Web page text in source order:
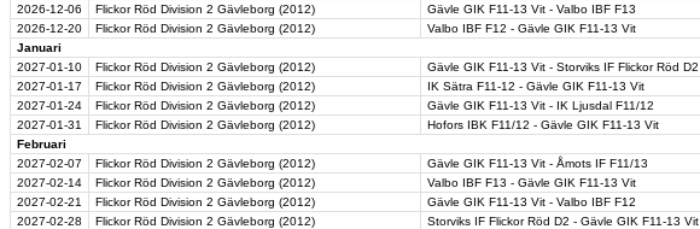
2026-12-06
Flickor Röd Division 2 Gävleborg (2012) Gävle GIK F11-13 Vit - Valbo IBF F13
2026-12-20
Flickor Röd Division 2 Gävleborg (2012) Valbo IBF F12 - Gävle GIK F11-13 Vit
Januari
2027-01-10
Flickor Röd Division 2 Gävleborg (2012) Gävle GIK F11-13 Vit - Storviks IF Flickor Röd D2
2027-01-17
Flickor Röd Division 2 Gävleborg (2012) IK Sätra F11-12 - Gävle GIK F11-13 Vit
2027-01-24
Flickor Röd Division 2 Gävleborg (2012) Gävle GIK F11-13 Vit - IK Ljusdal F11/12
2027-01-31
Flickor Röd Division 2 Gävleborg (2012) Hofors IBK F11/12 - Gävle GIK F11-13 Vit
Februari
2027-02-07
Flickor Röd Division 2 Gävleborg (2012) Gävle GIK F11-13 Vit - Åmots IF F11/13
2027-02-14
Flickor Röd Division 2 Gävleborg (2012) Valbo IBF F13 - Gävle GIK F11-13 Vit
2027-02-21
Flickor Röd Division 2 Gävleborg (2012) Gävle GIK F11-13 Vit - Valbo IBF F12
2027-02-28
Flickor Röd Division 2 Gävleborg (2012) Storviks IF Flickor Röd D2 - Gävle GIK F11-13 Vit